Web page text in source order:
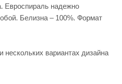
Евроспираль надежно
Белизна – 100%. Формат
нескольких вариантах дизайна